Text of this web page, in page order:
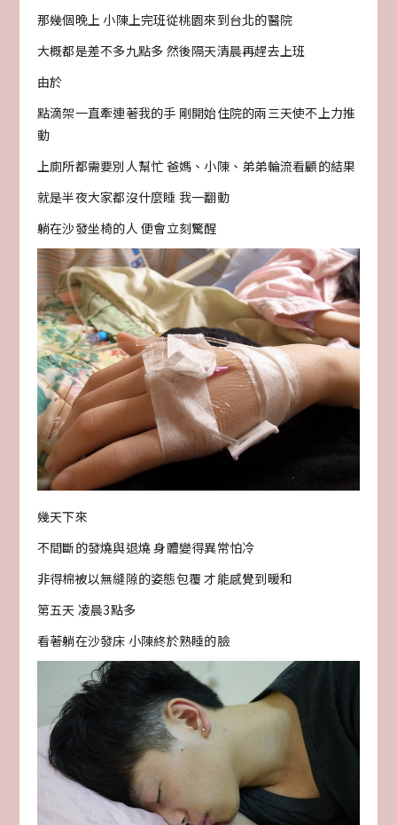
那幾個晚上 小陳上完班從桃園來到台北的醫院
大概都是差不多九點多 然後隔天清晨再趕去上班
由於
點滴架一直牽連著我的手 剛開始住院的兩三天使不上力推
動
上廁所都需要別人幫忙 爸媽、小陳、弟弟輪流看顧的結果
就是半夜大家都沒什麼睡 我一翻動
躺在沙發坐椅的人 便會立刻驚醒
幾天下來
不間斷的發燒與退燒 身體變得異常怕冷
非得棉被以無縫隙的姿態包覆 才能感覺到暖和
第五天 凌晨3點多
看著躺在沙發床 小陳終於熟睡的臉